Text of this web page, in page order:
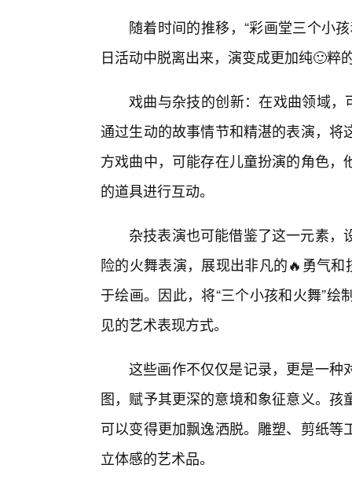
随着时间的推移，“彩画堂三个小
日活动中脱离出来，演变成更加纯🙂粹
戏曲与杂技的创新：在戏曲领域，
通过生动的故事情节和精湛的表演，
方戏曲中，可能存在儿童扮演的角色
的道具进行互动。
杂技表演也可能借鉴了这一元素
险的火舞表演，展现出非凡的🔥勇气
于绘画。因此，将“三个小孩和火舞”
见的艺术表现方式。
这些画作不仅仅是记录，更是一种
图，赋予其更深的意境和象征意义。
可以变得更加飘逸洒脱。雕塑、剪纸
立体感的艺术品。